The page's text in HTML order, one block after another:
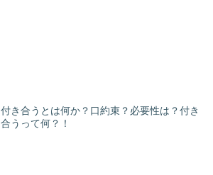
付き合うとは何か？口約束？必要性は？付き
合うって何？！